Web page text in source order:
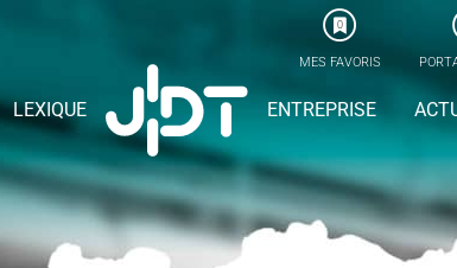
0
MES FAVORIS
LEXIQUE ENTREPRISE